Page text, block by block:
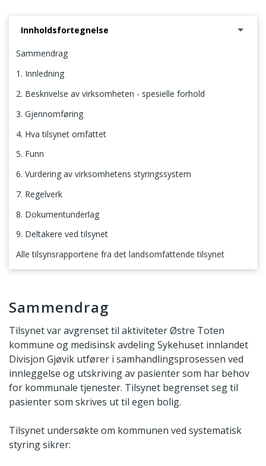
Innholdsfortegnelse
Sammendrag
1. Innledning
2. Beskrivelse av virksomheten - spesielle forhold
3. Gjennomføring
4. Hva tilsynet omfattet
5. Funn
6. Vurdering av virksomhetens styringssystem
7. Regelverk
8. Dokumentunderlag
9. Deltakere ved tilsynet
Alle tilsynsrapportene fra det landsomfattende tilsynet
Sammendrag
Tilsynet var avgrenset til aktiviteter Østre Toten
kommune og medisinsk avdeling Sykehuset innlandet
Divisjon Gjøvik utfører i samhandlingsprosessen ved
innleggelse og utskriving av pasienter som har behov
for kommunale tjenester. Tilsynet begrenset seg til
pasienter som skrives ut til egen bolig.
Tilsynet undersøkte om kommunen ved systematisk
styring sikrer: